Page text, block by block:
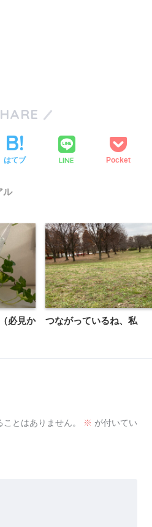
はてブ LINE Pocket
ル
必見か
つながっているね、私
とはありません。 ※ が付いてい